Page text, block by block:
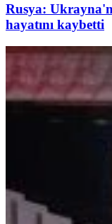
Rusya:
hayatını kaybetti